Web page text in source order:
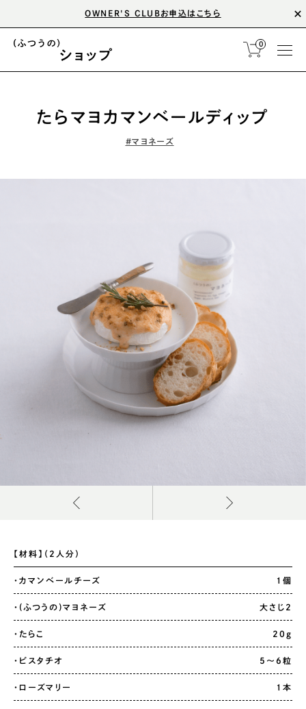
OWNER'S CLUBお申込はこちら
0
たらマヨカマンベールディップ
#マヨネーズ
【材料】（2人分）
・カマンベールチーズ 1個
・(ふつうの)マヨネーズ 大さじ2
・たらこ 20g
・ピスタチオ 5〜6粒
・ローズマリー 1本